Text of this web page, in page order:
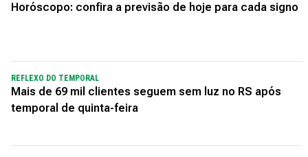
Horóscopo: confira a previsão de hoje para cada signo
REFLEXO DO TEMPORAL
Mais de 69 mil clientes seguem sem luz no RS após
temporal de quinta-feira